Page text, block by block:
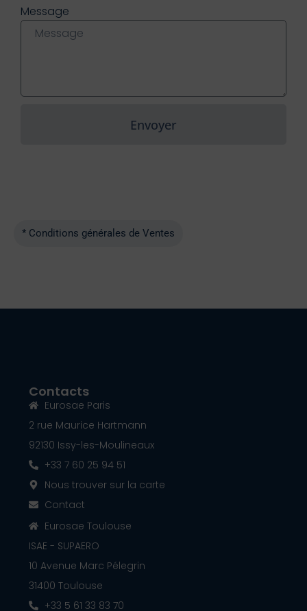
Message
Envoyer
* Conditions générales de Ventes
Contacts
Eurosae Paris
2 rue Maurice Hartmann
92130 Issy-les-Moulineaux
+33 7 60 25 94 51
Nous trouver sur la carte
Contact
Eurosae Toulouse
ISAE - SUPAERO
10 Avenue Marc Pélegrin
31400 Toulouse
+33 5 61 33 83 70